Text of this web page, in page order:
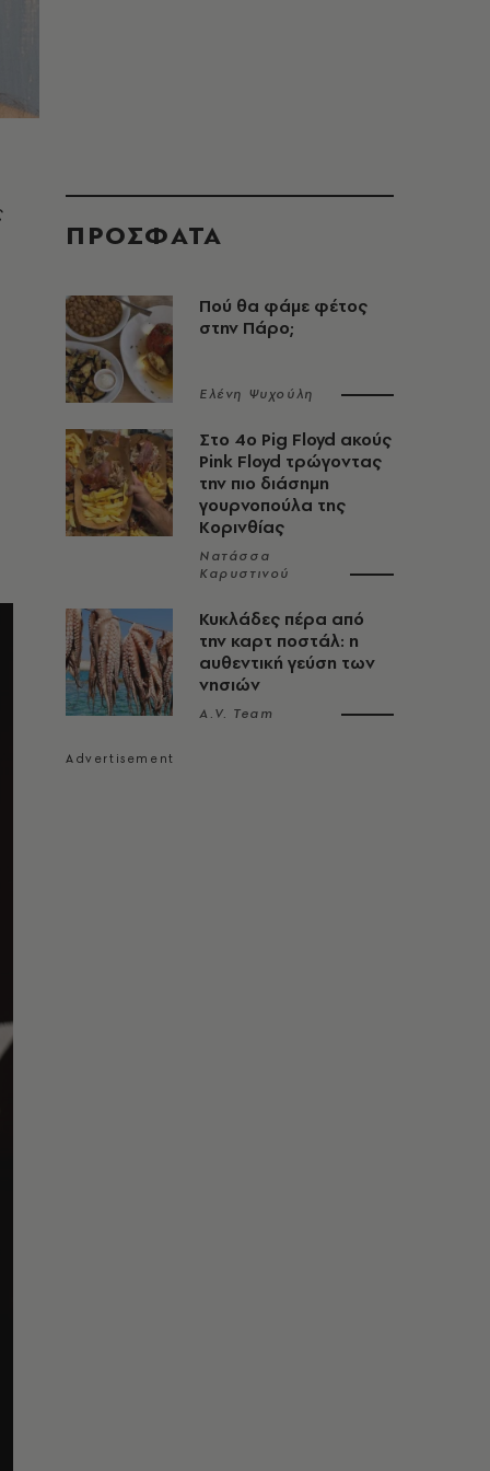
ΠΡΟΣΦΑΤΑ
Πού θα φάμε φέτος
στην Πάρο;
Ελένη Ψυχούλη
Στο 4ο Pig Floyd ακούς
Pink Floyd τρώγοντας
την πιο διάσημη
γουρνοπούλα της
Κορινθίας
Νατάσσα
Καρυστινού
Κυκλάδες πέρα από
την καρτ ποστάλ: η
αυθεντική γεύση των
νησιών
A.V. Team